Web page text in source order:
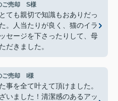
ご売却 S様
ても親切で知識もおありだっ
。人当たりが良く、猫のイラ
セージを下さったりして、母
だきました。
ご売却 I様
事を全て叶えて頂けました。
いました！清潔感のあるアッ